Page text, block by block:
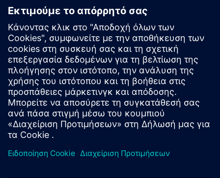
που χρησιμοποιήθηκαν σε αποστολές εξερεύνησης. Ο
όρος «ψηφιακό δίδυμο» εισήχθη τελικά από τον John
Vickers της NASA το 2010. Η Siemens παρουσίασε για
πρώτη φορά την έννοια του ψηφιακού δίδυμου - ένα
εικονικό μοντέλο φυσικού αντικειμένου, διαδικασίας ή
περιβάλλοντος που βελτιστοποιεί τη λειτουργική
απόδοση, προβλέπει αποτελέσματα και αυξάνει την
κερδοφορία - για βιομηχανική χρήση στην Έκθεση του
Ανόβερου 2015 στη Γερμανία και τώρα χρησιμοποιούμε
εκτενώς την τεχνολογία ψηφιακών δίδυμων για να
ενώσουμε τη φυσική και την ψηφιακή λέξη.